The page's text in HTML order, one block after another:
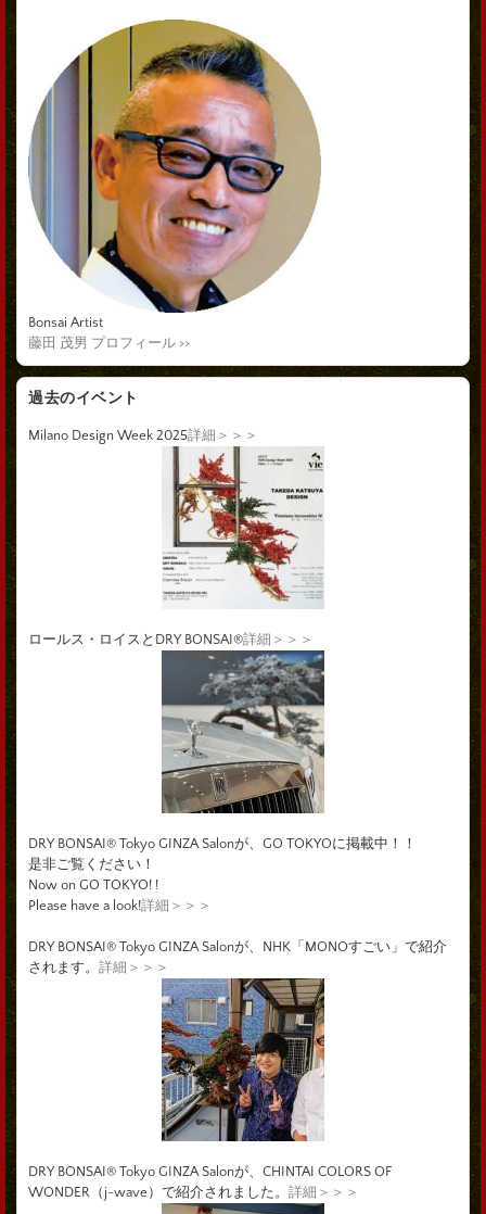
Bonsai Artist
藤田 茂男 プロフィール >>
過去のイベント
Milano Design Week 2025詳細＞＞＞
ロールス・ロイスとDRY BONSAI®詳細＞＞＞
DRY BONSAI® Tokyo GINZA Salonが、GO TOKYOに掲載中！！
是非ご覧ください！
Now on GO TOKYO! !
Please have a look!詳細＞＞＞
DRY BONSAI® Tokyo GINZA Salonが、NHK「MONOすごい」で紹介
されます。 詳細＞＞＞
DRY BONSAI® Tokyo GINZA Salonが、CHINTAI COLORS OF
WONDER（j-wave）で紹介されました。 詳細＞＞＞